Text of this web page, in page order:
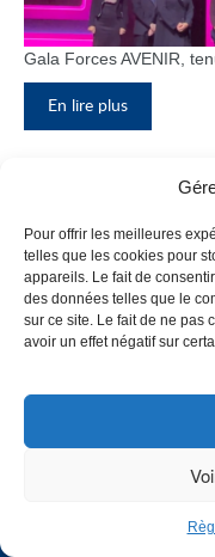
Pour offrir les meilleures
telles que les cookies pour
appareils. Le fait de
des données telles que le
sur ce site. Le fait de ne pas
avoir un effet négatif sur
Gala Forces AVENIR,
En lire plus
bloc F